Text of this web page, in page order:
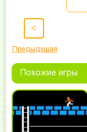
<
Предыдущая
Похожие игры